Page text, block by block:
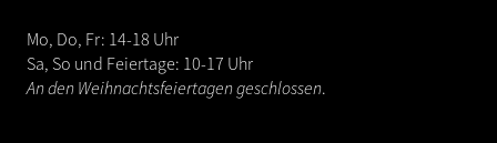
Mo, Do, Fr: 14-18 Uhr
Sa, So und Feiertage: 10-17 Uhr
An den Weihnachtsfeiertagen geschlossen.